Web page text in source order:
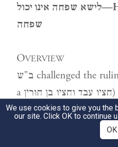
לישא שפחה אינו יכול‎—He cannot marry a
שפחה
OVERVIEW
ב"ש challenged the ruling of ב"ה (regarding
a חציו עבד וחציו בן חורין) that he serves his
master one day and
We use cookies to give you the
our site. Click OK to continue
OK